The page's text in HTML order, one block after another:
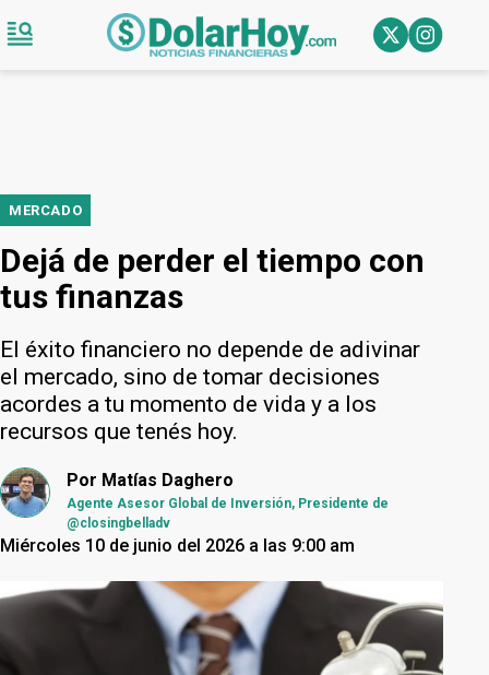
MERCADO
Dejá de perder el tiempo con
tus finanzas
El éxito financiero no depende de adivinar
el mercado, sino de tomar decisiones
acordes a tu momento de vida y a los
recursos que tenés hoy.
Por Matías Daghero
Agente Asesor Global de Inversión, Presidente de
@closingbelladv
Miércoles 10 de junio del 2026 a las 9:00 am